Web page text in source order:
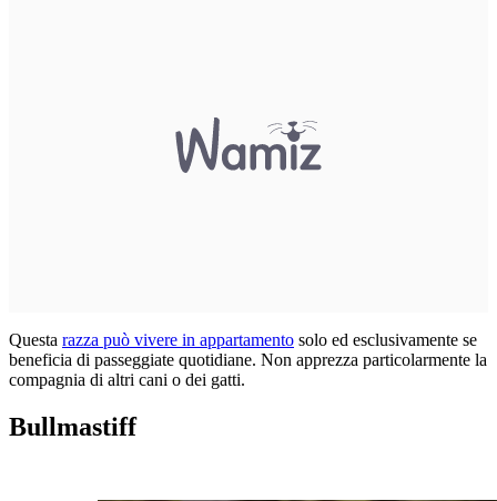
Questa razza può vivere in appartamento solo ed esclusivamente se
beneficia di passeggiate quotidiane. Non apprezza particolarmente la
compagnia di altri cani o dei gatti.
Bullmastiff